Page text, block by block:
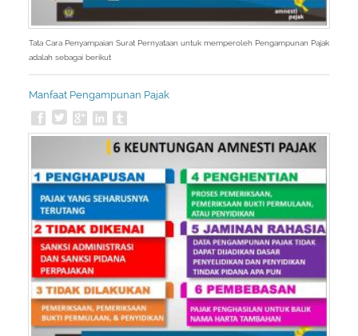
Tata Cara Penyampaian Surat Pernyataan untuk memperoleh Pengampunan Pajak
adalah sebagai berikut
Manfaat Pengampunan Pajak